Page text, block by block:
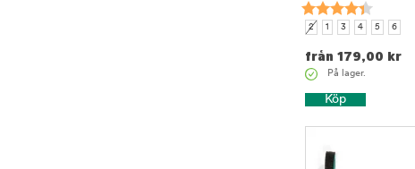
2 1 3 4 5 6
från 179,00 kr
På lager.
Köp